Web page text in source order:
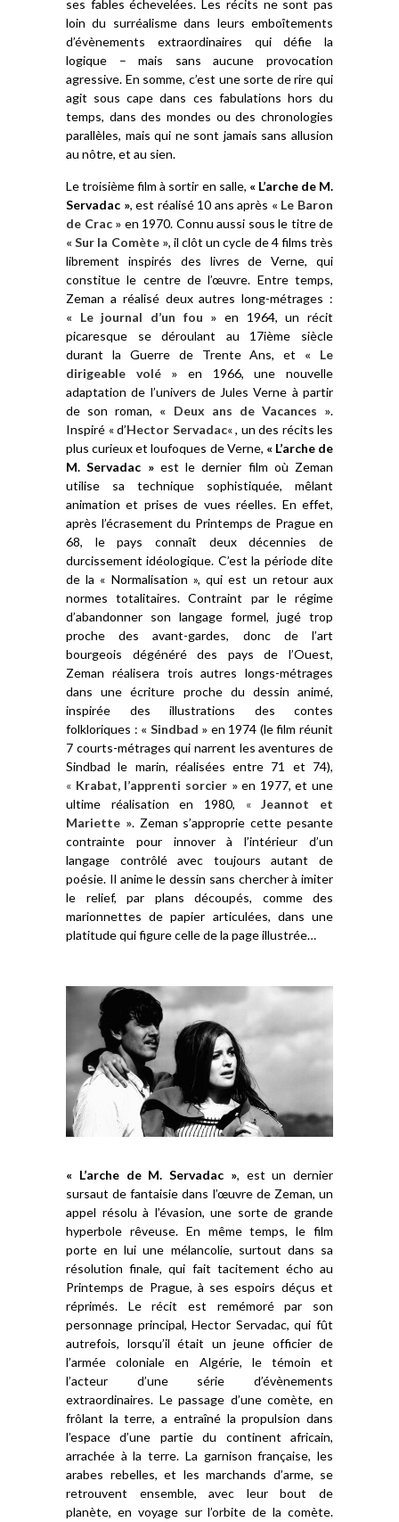
ses fables échevelées. Les récits ne sont pas
loin du surréalisme dans leurs emboîtements
d’évènements extraordinaires qui défie la
logique – mais sans aucune provocation
agressive. En somme, c’est une sorte de rire qui
agit sous cape dans ces fabulations hors du
temps, dans des mondes ou des chronologies
parallèles, mais qui ne sont jamais sans allusion
au nôtre, et au sien.
Le troisième film à sortir en salle, « L’arche de M.
Servadac », est réalisé 10 ans après « Le Baron
de Crac » en 1970. Connu aussi sous le titre de
« Sur la Comète », il clôt un cycle de 4 films très
librement inspirés des livres de Verne, qui
constitue le centre de l’œuvre. Entre temps,
Zeman a réalisé deux autres long-métrages :
« Le journal d’un fou » en 1964, un récit
picaresque se déroulant au 17ième siècle
durant la Guerre de Trente Ans, et « Le
dirigeable volé » en 1966, une nouvelle
adaptation de l’univers de Jules Verne à partir
de son roman, « Deux ans de Vacances ».
Inspiré « d’Hector Servadac« , un des récits les
plus curieux et loufoques de Verne, « L’arche de
M. Servadac » est le dernier film où Zeman
utilise sa technique sophistiquée, mêlant
animation et prises de vues réelles. En effet,
après l’écrasement du Printemps de Prague en
68, le pays connaît deux décennies de
durcissement idéologique. C’est la période dite
de la « Normalisation », qui est un retour aux
normes totalitaires. Contraint par le régime
d’abandonner son langage formel, jugé trop
proche des avant-gardes, donc de l’art
bourgeois dégénéré des pays de l’Ouest,
Zeman réalisera trois autres longs-métrages
dans une écriture proche du dessin animé,
inspirée des illustrations des contes
folkloriques : « Sindbad » en 1974 (le film réunit
7 courts-métrages qui narrent les aventures de
Sindbad le marin, réalisées entre 71 et 74),
« Krabat, l’apprenti sorcier »en 1977, et une
ultime réalisation en 1980, «Jeannot et
Mariette ». Zeman s’approprie cette pesante
contrainte pour innover à l’intérieur d’un
langage contrôlé avec toujours autant de
poésie. Il anime le dessin sans chercher à imiter
le relief, par plans découpés, comme des
marionnettes de papier articulées, dans une
platitude qui figure celle de la page illustrée…
« L’arche de M. Servadac », est un dernier
sursaut de fantaisie dans l’œuvre de Zeman, un
appel résolu à l’évasion, une sorte de grande
hyperbole rêveuse. En même temps, le film
porte en lui une mélancolie, surtout dans sa
résolution finale, qui fait tacitement écho au
Printemps de Prague, à ses espoirs déçus et
réprimés. Le récit est remémoré par son
personnage principal, Hector Servadac, qui fût
autrefois, lorsqu’il était un jeune officier de
l’armée coloniale en Algérie, le témoin et
l’acteur d’une série d’évènements
extraordinaires. Le passage d’une comète, en
frôlant la terre, a entraîné la propulsion dans
l’espace d’une partie du continent africain,
arrachée à la terre. La garnison française, les
arabes rebelles, et les marchands d’arme, se
retrouvent ensemble, avec leur bout de
planète, en voyage sur l’orbite de la comète.